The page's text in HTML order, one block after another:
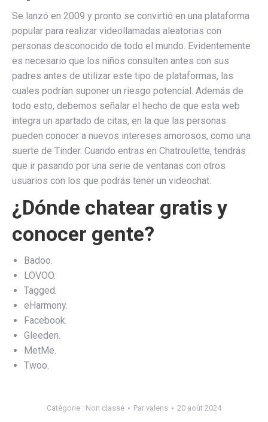
Se lanzó en 2009 y pronto se convirtió en una plataforma
popular para realizar videollamadas aleatorias con
personas desconocido de todo el mundo. Evidentemente
es necesario que los niños consulten antes con sus
padres antes de utilizar este tipo de plataformas, las
cuales podrían suponer un riesgo potencial. Además de
todo esto, debemos señalar el hecho de que esta web
integra un apartado de citas, en la que las personas
pueden conocer a nuevos intereses amorosos, como una
suerte de Tinder. Cuando entras en Chatroulette, tendrás
que ir pasando por una serie de ventanas con otros
usuarios con los que podrás tener un videochat.
¿Dónde chatear gratis y
conocer gente?
Badoo.
LOVOO.
Tagged.
eHarmony.
Facebook.
Gleeden.
MetMe.
Twoo.
Catégorie : Non classé Par valens 20 août 2024